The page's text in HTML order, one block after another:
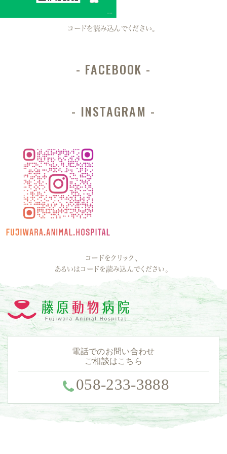
コードを読み込んでください。
FACEBOOK
INSTAGRAM
コードをクリック、
あるいはコードを読み込んでください。
電話でのお問い合わせ
ご相談はこちら
058-233-3888